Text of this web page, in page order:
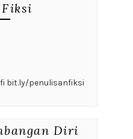
bit.ly/penulisanfiksi
Diri